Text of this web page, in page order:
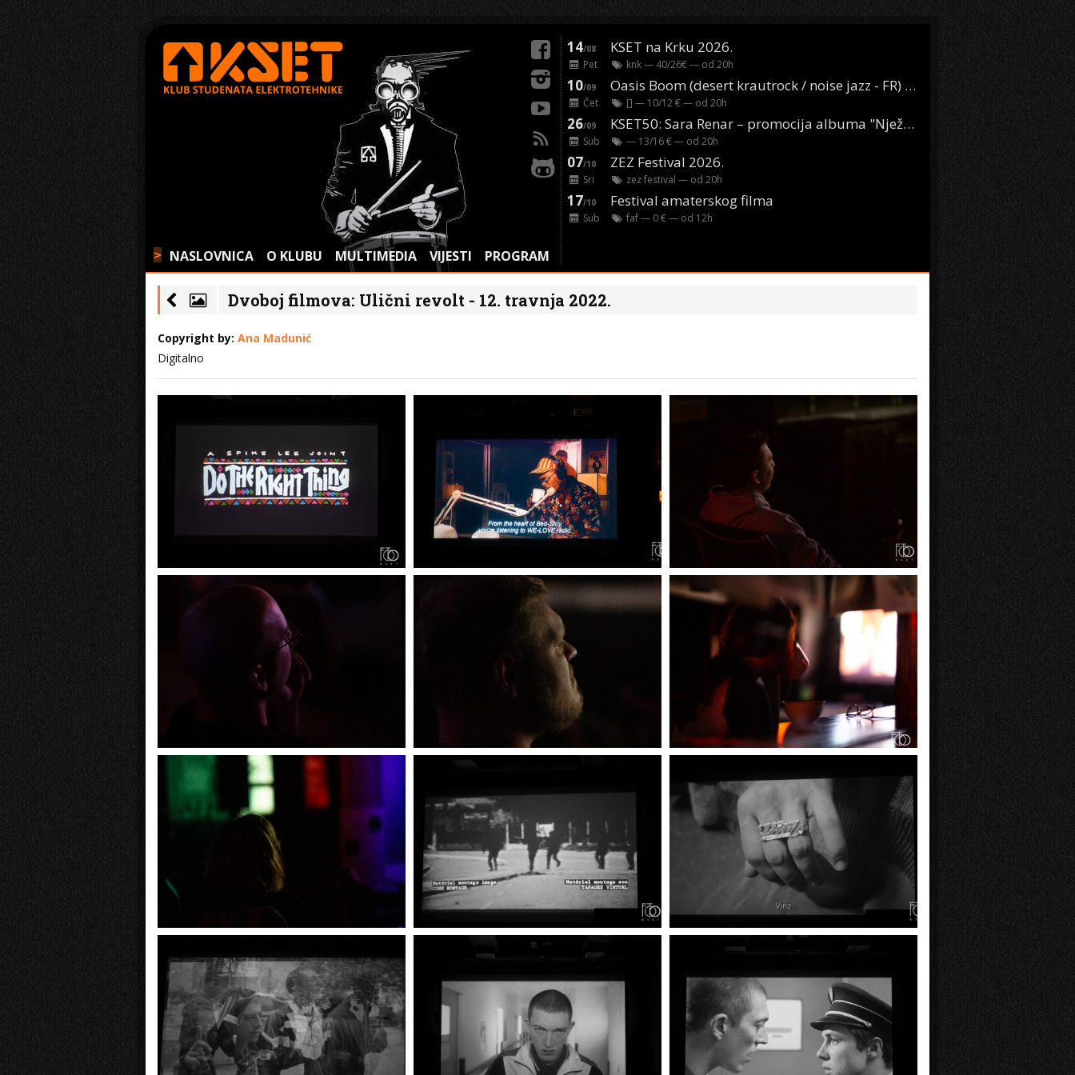
> NASLOVNICA O KLUBU MULTIMEDIA VIJESTI PROGRAM
14/08 KSET na Krku 2026.
Pet knk— 40/26€ — od 20h
10/09 Oasis Boom (desert krautrock / noise jazz - FR) @ KONTEJNER
Čet [] — 10/12 € — od 20h
26/09 KSET50: Sara Renar – promocija albuma "Nježne riječi" @ Močvara
Sub — 13/16 € — od 20h
07/10 ZEZ Festival 2026.
Sri zez festival — od 20h
17/10 Festival amaterskog filma
Sub faf— 0 € — od 12h
Dvoboj filmova: Ulični revolt - 12. travnja 2022.
Copyright by: Ana Madunić
Digitalno